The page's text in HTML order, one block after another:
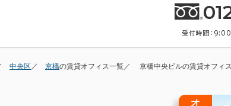
受付時間：
中央区 京橋の賃貸オフィス一覧 京橋中央ビルの賃貸オフィス